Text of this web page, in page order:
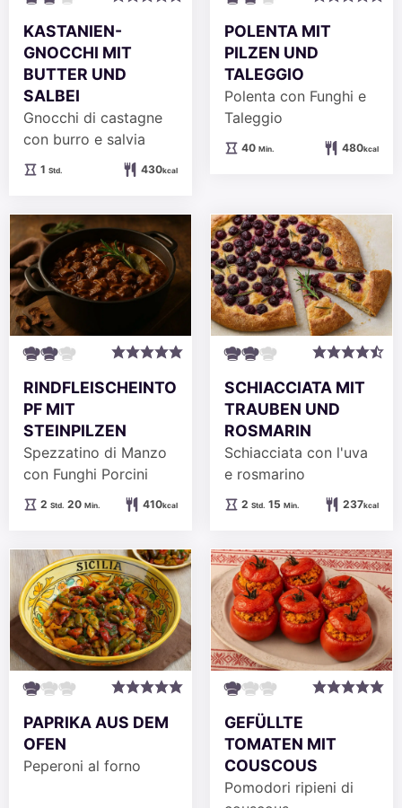
KASTANIEN-
GNOCCHI MIT
BUTTER UND
SALBEI
Gnocchi di castagne
con burro e salvia
1Stunde
Std. 430kcal
POLENTA MIT
PILZEN UND
TALEGGIO
Polenta con Funghi e
Taleggio
40Minuten
Min. 480kcal
RINDFLEISCHEINTO
PF MIT
STEINPILZEN
Spezzatino di Manzo
con Funghi Porcini
2Stunden
Std. 20Minuten
Min. 410kcal
SCHIACCIATA MIT
TRAUBEN UND
ROSMARIN
Schiacciata con l'uva
e rosmarino
2Stunden
Std. 15Minuten
Min. 237kcal
PAPRIKA AUS DEM
OFEN
Peperoni al forno
GEFÜLLTE
TOMATEN MIT
COUSCOUS
Pomodori ripieni di